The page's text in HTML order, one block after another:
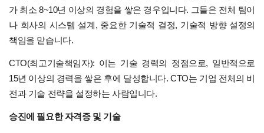
가 최소 8~10년 이상의 경험을 쌓은 경우입니다. 그들은 전체 팀이
나 회사의 시스템 설계, 중요한 기술적 결정, 기술적 방향 설정의
책임을 맡습니다.
CTO(최고기술책임자): 이는 기술 경력의 정점으로, 일반적으로
15년 이상의 경력을 쌓은 후에 달성합니다. CTO는 기업 전체의 비
전과 기술 전략을 설정하는 사람입니다.
승진에 ​​필요한 자격증 및 기술